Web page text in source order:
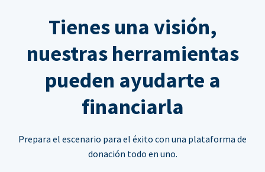
Tienes una visión,
nuestras herramientas
pueden ayudarte a
financiarla
Prepara el escenario para el éxito con una plataforma de
donación todo en uno.